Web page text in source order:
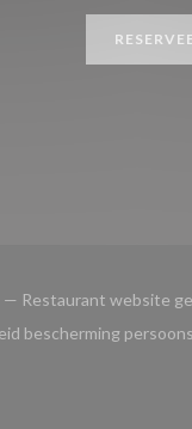
Restaurant website
bescherming